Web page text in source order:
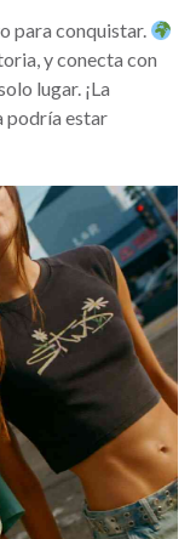
para conquistar.
y conecta con
lugar. ¡La
podría estar